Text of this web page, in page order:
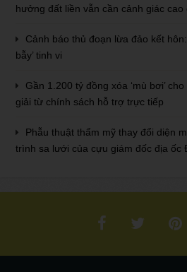
hưởng đất liền vẫn cần cảnh giác cao
Cảnh báo thủ đoạn lừa đảo kết
bẫy’ tinh vi
Gần 1.200 tỷ đồng xóa ‘mù bơi’
giải từ chính sách hỗ trợ trực tiếp
Phẫu thuật thẩm mỹ thay đổi diện
trình sa lưới của cựu giám đốc địa ốc